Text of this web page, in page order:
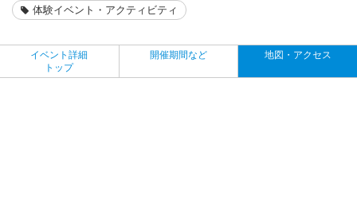
体験イベント・アクティビティ
イベント詳細
トップ
開催期間など 地図・アクセス